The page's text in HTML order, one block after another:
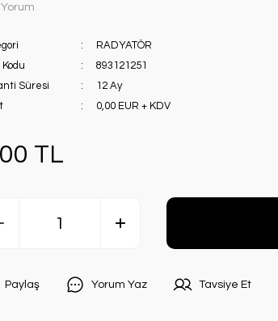
Yorum
RADYATÖR
893121251
Süresi
12 Ay
0,00 EUR + KDV
TL
Paylaş Yorum Yaz Tavsiye Et